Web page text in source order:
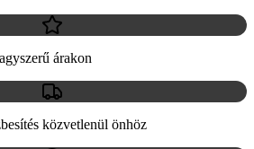
árakon
közvetlenül önhöz